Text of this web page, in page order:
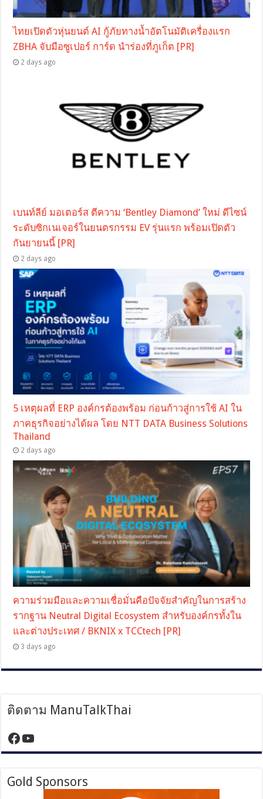
ไทยเปิดตัวหุ่นยนต์ AI กู้ภัยทางน้ำอัตโนมัติเครื่องแรก
ZBHA จับมือซูเปอร์ การ์ด นำร่องที่ภูเก็ต [PR]
2 days ago
เบนท์ลีย์ มอเตอร์ส ตีความ ‘Bentley Diamond’ ใหม่ ดีไซน์
ระดับซิกเนเจอร์ในยนตรกรรม EV รุ่นแรก พร้อมเปิดตัว
กันยายนนี้ [PR]
2 days ago
5 เหตุผลที่ ERP องค์กรต้องพร้อม ก่อนก้าวสู่การใช้ AI ใน
ภาคธุรกิจอย่างได้ผล โดย NTT DATA Business Solutions
Thailand
2 days ago
ความร่วมมือและความเชื่อมั่นคือปัจจัยสำคัญในการสร้าง
รากฐาน Neutral Digital Ecosystem สำหรับองค์กรทั้งใน
และต่างประเทศ / BKNIX x TCCtech [PR]
3 days ago
ติดตาม ManuTalkThai
https://www.facebook.com/
YouTube
Gold Sponsors